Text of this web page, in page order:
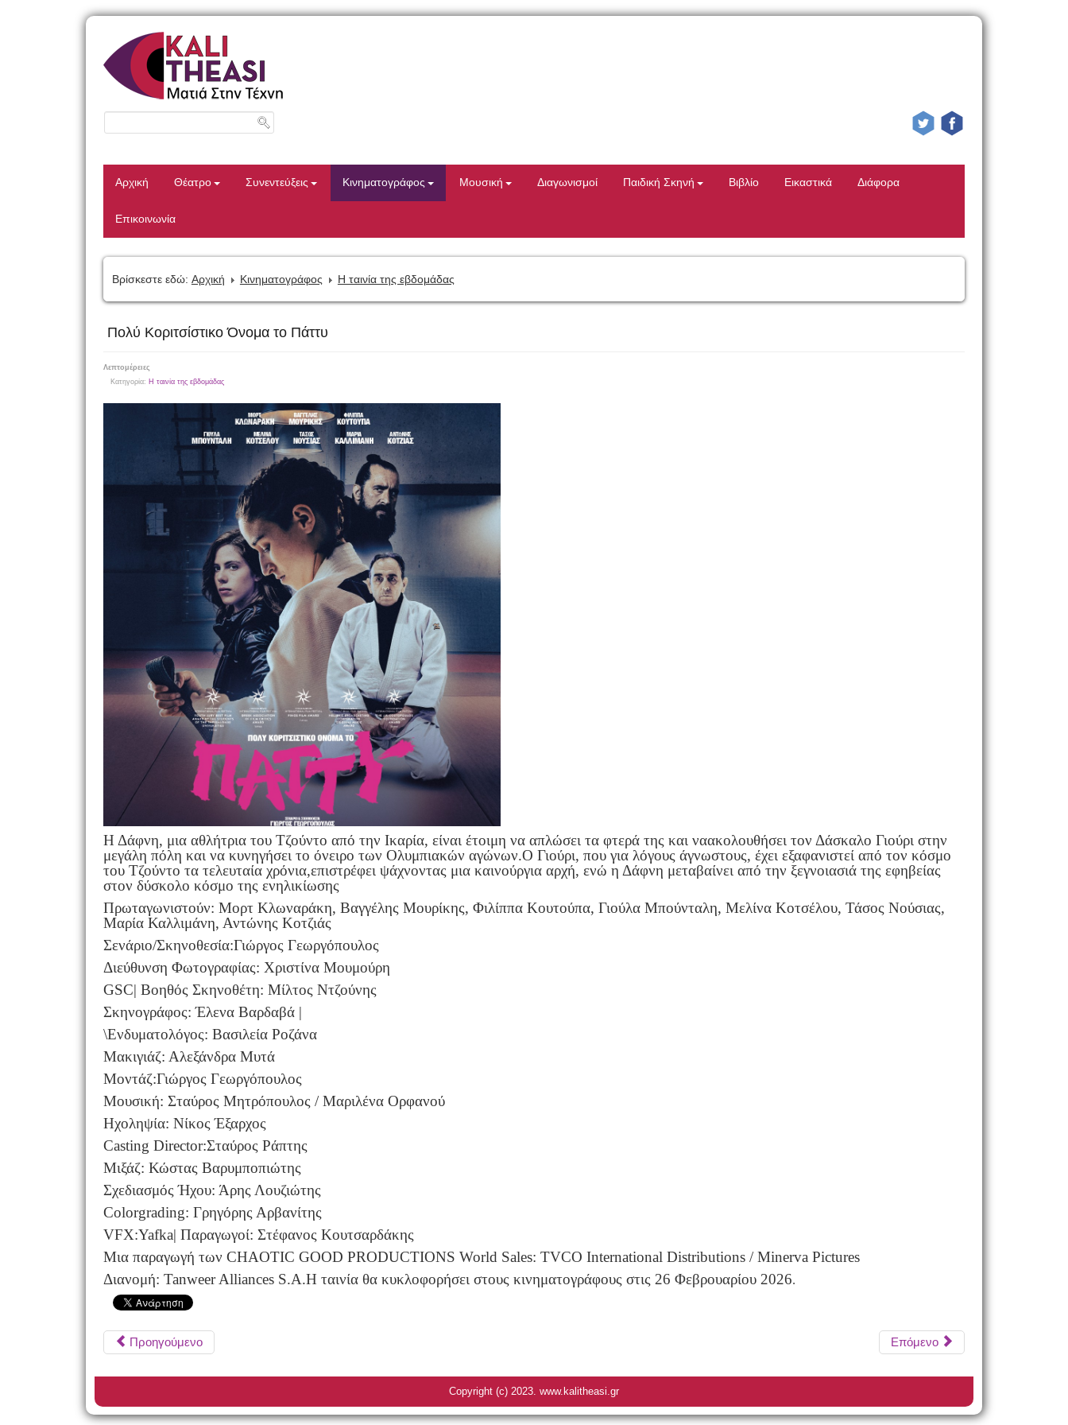
Αρχική Θέατρο Συνεντεύξεις Κινηματογράφος Μουσική Διαγωνισμοί Παιδική Σκηνή Βιβλίο Εικαστικά Διάφορα
Επικοινωνία
Βρίσκεστε εδώ: Αρχική Κινηματογράφος Η ταινία της εβδομάδας
Πολύ Κοριτσίστικο Όνομα το Πάττυ
Λεπτομέρειες
Κατηγορία: Η ταινία της εβδομάδας
Η Δάφνη, μια αθλήτρια του Τζούντο από την Ικαρία, είναι έτοιμη να απλώσει τα φτερά της και ναακολουθήσει τον Δάσκαλο Γιούρι στην
μεγάλη πόλη και να κυνηγήσει το όνειρο των Ολυμπιακών αγώνων.Ο Γιούρι, που για λόγους άγνωστους, έχει εξαφανιστεί από τον κόσμο
του Τζούντο τα τελευταία χρόνια,επιστρέφει ψάχνοντας μια καινούργια αρχή, ενώ η Δάφνη μεταβαίνει από την ξεγνοιασιά της εφηβείας
στον δύσκολο κόσμο της ενηλικίωσης
Πρωταγωνιστούν: Μορτ Κλωναράκη, Βαγγέλης Μουρίκης, Φιλίππα Κουτούπα, Γιούλα Μπούνταλη, Μελίνα Κοτσέλου, Τάσος Νούσιας,
Μαρία Καλλιμάνη, Αντώνης Κοτζιάς
Σενάριο/Σκηνοθεσία:Γιώργος Γεωργόπουλος
Διεύθυνση Φωτογραφίας: Χριστίνα Μουμούρη
GSC| Βοηθός Σκηνοθέτη: Μίλτος Ντζούνης
Σκηνογράφος: Έλενα Βαρδαβά |
\Ενδυματολόγος: Βασιλεία Ροζάνα
Μακιγιάζ: Αλεξάνδρα Μυτά
Μοντάζ:Γιώργος Γεωργόπουλος
Μουσική: Σταύρος Μητρόπουλος / Μαριλένα Ορφανού
Ηχοληψία: Νίκος Έξαρχος
Casting Director:Σταύρος Ράπτης
Μιξάζ: Κώστας Βαρυμποπιώτης
Σχεδιασμός Ήχου: Άρης Λουζιώτης
Colorgrading: Γρηγόρης Αρβανίτης
VFX:Yafka| Παραγωγοί: Στέφανος Κουτσαρδάκης
Μια παραγωγή των CHAOTIC GOOD PRODUCTIONS World Sales: TVCO International Distributions / Minerva Pictures
Διανομή: Tanweer Alliances S.A.Η ταινία θα κυκλοφορήσει στους κινηματογράφους στις 26 Φεβρουαρίου 2026.
Προηγούμενο Επόμενο
Copyright (c) 2023. www.kalitheasi.gr